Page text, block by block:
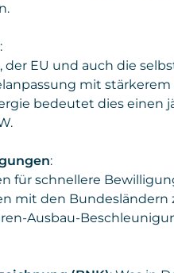
:
EU und auch die
mit
bedeutet dies einen
:
für schnellere
mit den Bundesländern
Ausbau-
de/privacy/